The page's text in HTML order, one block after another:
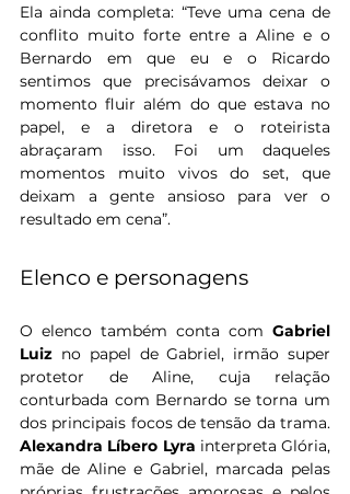
Ela ainda completa: “Teve uma cena de
conflito muito forte entre a Aline e o
Bernardo em que eu e o Ricardo
sentimos que precisávamos deixar o
momento fluir além do que estava no
papel, e a diretora e o roteirista
abraçaram isso. Foi um daqueles
momentos muito vivos do set, que
deixam a gente ansioso para ver o
resultado em cena”.
Elenco e personagens
O elenco também conta com Gabriel
Luiz no papel de Gabriel, irmão super
protetor de Aline, cuja relação
conturbada com Bernardo se torna um
Alexandra Líbero Lyra interpreta Glória,
mãe de Aline e Gabriel, marcada pelas